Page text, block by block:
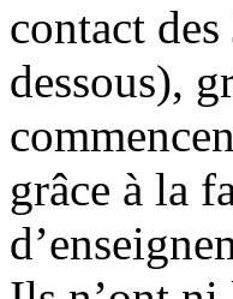
contact
dessous),
grâce à la